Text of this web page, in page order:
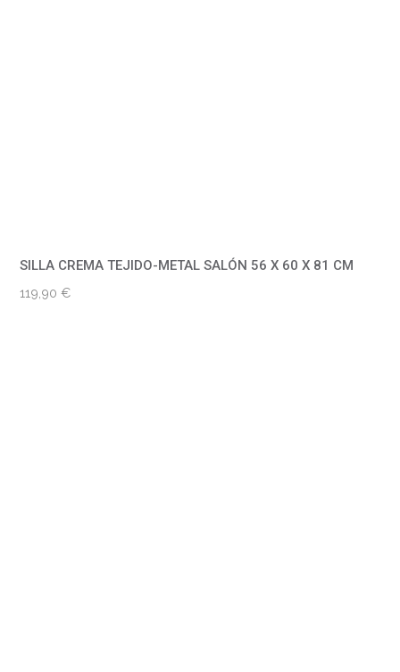
SILLA CREMA TEJIDO-METAL SALÓN 56 X 60 X 81 CM
119,90€